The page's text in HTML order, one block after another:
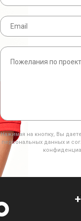
Нажимая на кнопку, Вы
персональных данных и